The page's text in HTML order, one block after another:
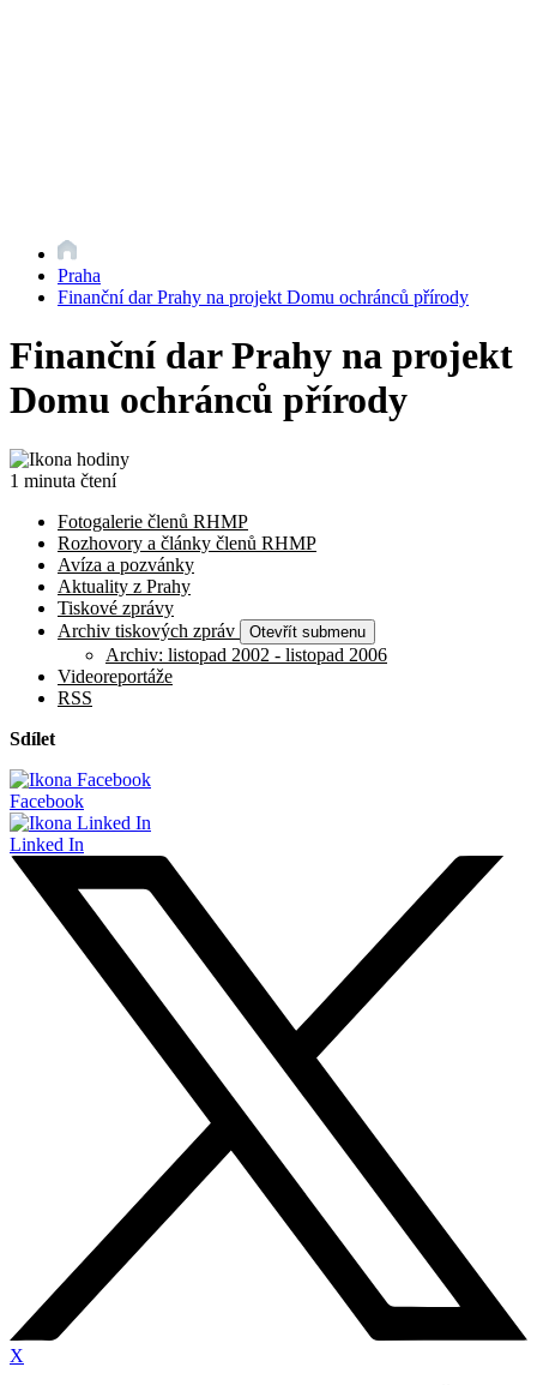
Praha
Finanční dar Prahy na projekt Domu ochránců přírody
Finanční dar Prahy na projekt
Domu ochránců přírody
1 minuta čtení
Fotogalerie členů RHMP
Rozhovory a články členů RHMP
Avíza a pozvánky
Aktuality z Prahy
Tiskové zprávy
Archiv tiskových zpráv
Otevřít submenu
Archiv: listopad 2002 - listopad 2006
Videoreportáže
RSS
Sdílet
Facebook
Linked In
X